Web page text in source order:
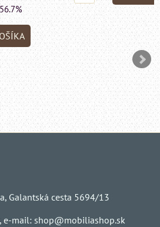
1415 €s DPH Zľava
ks DO
Galantská cesta 5694/13
e-mail: shop@mobiliashop.sk